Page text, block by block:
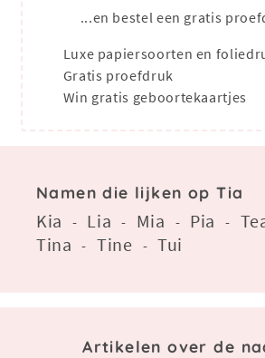
...en bestel een gratis
Luxe papiersoorten en
Gratis proefdruk
Win gratis geboortekaartjes
Namen die lijken op Tia
Kia - Lia - Mia - Pia -
Tina -Tine -Tui
Artikelen over de